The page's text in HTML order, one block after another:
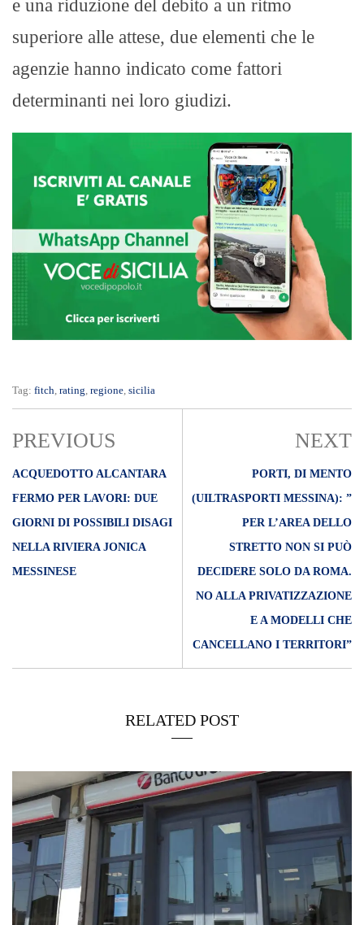
e una riduzione del debito a un ritmo
superiore alle attese, due elementi che le
agenzie hanno indicato come fattori
determinanti nei loro giudizi.
Tag: fitch, rating, regione, sicilia
PREVIOUS
ACQUEDOTTO ALCANTARA
FERMO PER LAVORI: DUE
GIORNI DI POSSIBILI DISAGI
NELLA RIVIERA JONICA
MESSINESE
NEXT
PORTI, DI MENTO
(UILTRASPORTI MESSINA): ”
PER L’AREA DELLO
STRETTO NON SI PUÒ
DECIDERE SOLO DA ROMA.
NO ALLA PRIVATIZZAZIONE
E A MODELLI CHE
CANCELLANO I TERRITORI”
RELATED POST